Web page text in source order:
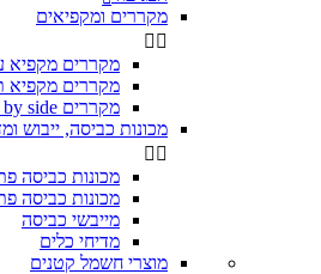
מקררים ומקפיאים
 
מקררים מקפיא
מקררים מקפיא
מקררים side by side
מכונות כביסה, ייבוש
 
מכונות כביסה
מכונות כביסה
מייבשי כביסה
מדיחי כלים
מוצרי חשמל קטנים